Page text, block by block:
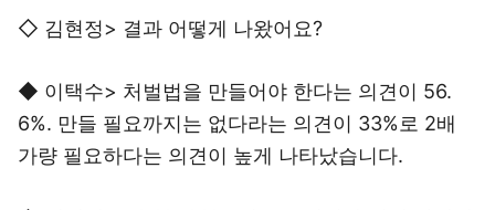
◇ 김현정> 결과 어떻게 나왔어요?
◆ 이택수> 처벌법을 만들어야 한다는 의견이 56.
6%. 만들 필요까지는 없다라는 의견이 33%로 2배
가량 필요하다는 의견이 높게 나타났습니다.